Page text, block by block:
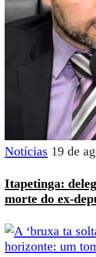
Notícias 19 de
Itapetinga:
morte do ex-